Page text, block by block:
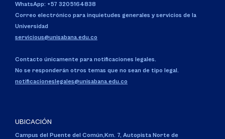
WhatsApp: +57 3205164838
Correo electrónico para inquietudes generales y servicios de la
Universidad
servicious@unisabana.edu.co
Contacto únicamente para notificaciones legales.
No se responderán otros temas que no sean de tipo legal.
notificacioneslegales@unisabana.edu.co
UBICACIÓN
Campus del Puente del Común,Km. 7, Autopista Norte de